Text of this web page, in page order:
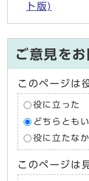
ト版)
ご意見を
このページは
役に立った
どちらとも
役に立たな
このページは